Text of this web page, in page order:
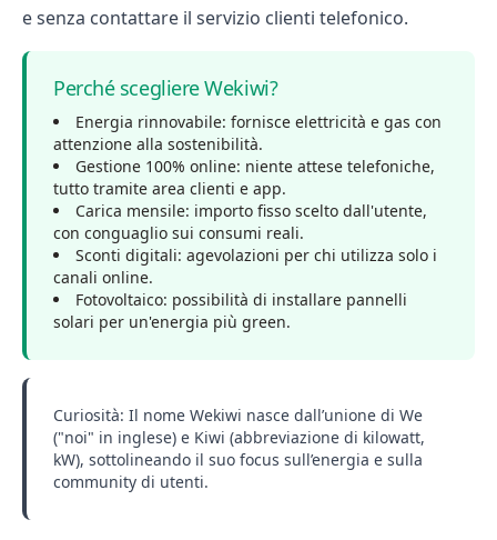
e senza contattare il servizio clienti telefonico.
Perché scegliere Wekiwi?
Energia rinnovabile: fornisce elettricità e gas con
attenzione alla sostenibilità.
Gestione 100% online: niente attese telefoniche,
tutto tramite area clienti e app.
Carica mensile: importo fisso scelto dall'utente,
con conguaglio sui consumi reali.
Sconti digitali: agevolazioni per chi utilizza solo i
canali online.
Fotovoltaico: possibilità di installare pannelli
solari per un'energia più green.
Curiosità: Il nome Wekiwi nasce dall’unione di We
("noi" in inglese) e Kiwi (abbreviazione di kilowatt,
kW), sottolineando il suo focus sull’energia e sulla
community di utenti.